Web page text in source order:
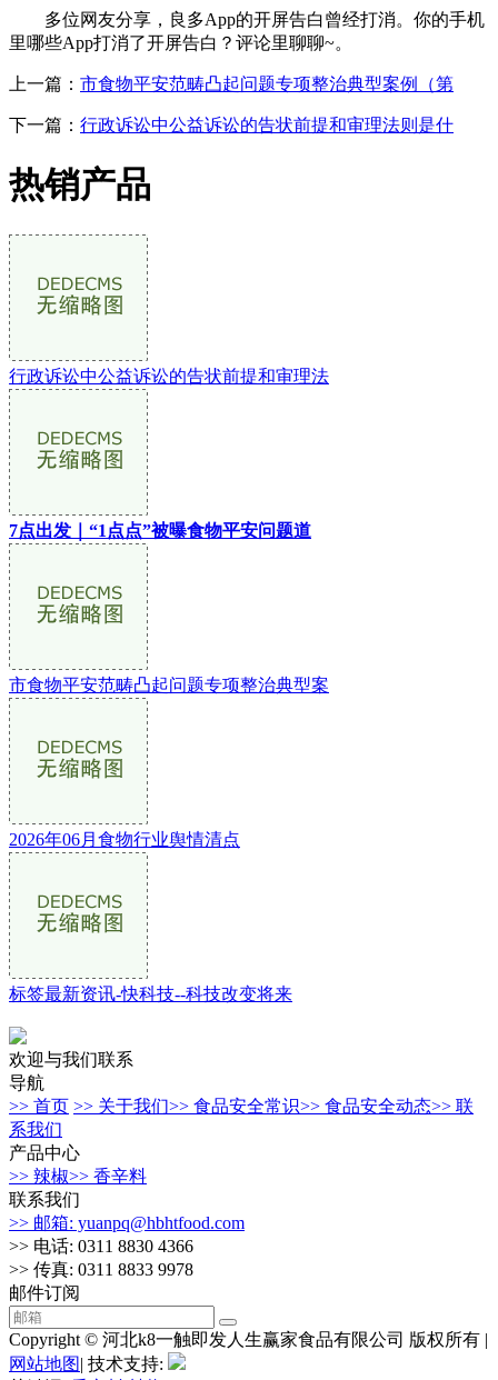
多位网友分享，良多App的开屏告白曾经打消。你的手机
里哪些App打消了开屏告白？评论里聊聊~。
上一篇： 市食物平安范畴凸起问题专项整治典型案例（第
下一篇： 行政诉讼中公益诉讼的告状前提和审理法则是什
热销产品
行政诉讼中公益诉讼的告状前提和审理法
7点出发｜“1点点”被曝食物平安问题道
市食物平安范畴凸起问题专项整治典型案
2026年06月食物行业舆情清点
标签最新资讯-快科技--科技改变将来
欢迎与我们联系
导航
>> 首页 >> 关于我们>> 食品安全常识>> 食品安全动态>> 联
系我们
产品中心
>> 辣椒>> 香辛料
联系我们
>> 邮箱: yuanpq@hbhtfood.com
>> 电话: 0311 8830 4366
>> 传真: 0311 8833 9978
邮件订阅
Copyright © 河北k8一触即发人生赢家食品有限公司 版权所有 |
网站地图| 技术支持: